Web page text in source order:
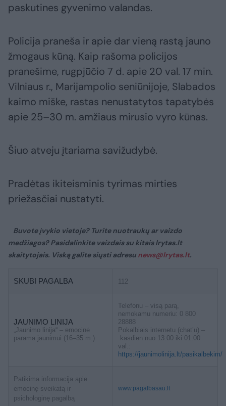
paskutines gyvenimo valandas.
Policija praneša ir apie dar vieną rastą jauno
žmogaus kūną. Kaip rašoma policijos
pranešime, rugpjūčio 7 d. apie 20 val. 17 min.
Vilniaus r., Marijampolio seniūnijoje, Slabados
kaimo miške, rastas nenustatytos tapatybės
apie 25–30 m. amžiaus mirusio vyro kūnas.
Šiuo atveju įtariama savižudybė.
Pradėtas ikiteisminis tyrimas mirties
priežasčiai nustatyti.
Buvote įvykio vietoje? Turite nuotraukų ar vaizdo
medžiagos? Pasidalinkite vaizdais su kitais lrytas.lt
skaitytojais. Viską galite siųsti adresu news@lrytas.lt.
SKUBI PAGALBA 112
JAUNIMO LINIJA
„Jaunimo linija“ – emocinė
parama jaunimui (16–35 m.)
Telefonu – visą parą,
nemokamu numeriu: 0 800
28888
Pokalbiais internetu (chat’u) –
kasdien nuo 13:00 iki 01:00
val.:
https://jaunimolinija.lt/pasikalbekim/
Patikima informacija apie
emocinę sveikatą ir
psichologinę pagalbą
www.pagalbasau.lt